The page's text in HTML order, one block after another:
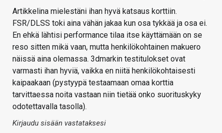
Artikkelina mielestäni ihan hyvä katsaus korttiin.
FSR/DLSS toki aina vähän jakaa kun osa tykkää ja osa ei.
En ehkä lähtisi performance tilaa itse käyttämään on se
reso sitten mikä vaan, mutta henkilökohtainen makuero
näissä aina olemassa. 3dmarkin testitulokset ovat
varmasti ihan hyviä, vaikka en niitä henkilökohtaisesti
kaipaakaan (pystyypä testaamaan omaa korttia
tarvittaessa noita vastaan niin tietää onko suorituskyky
odotettavalla tasolla).
Kirjaudu sisään vastataksesi